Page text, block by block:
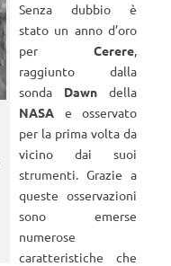
Senza dubbio è
stato un anno d’oro
per Cerere,
raggiunto dalla
sonda Dawn della
NASA e osservato
per la prima volta da
vicino dai suoi
strumenti. Grazie a
queste osservazioni
sono emerse
numerose
caratteristiche che